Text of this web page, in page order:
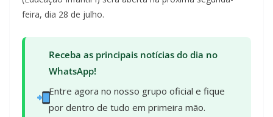
feira, dia 28 de julho.
Receba as principais notícias do dia no
WhatsApp!
Entre agora no nosso grupo oficial e fique
por dentro de tudo em primeira mão.